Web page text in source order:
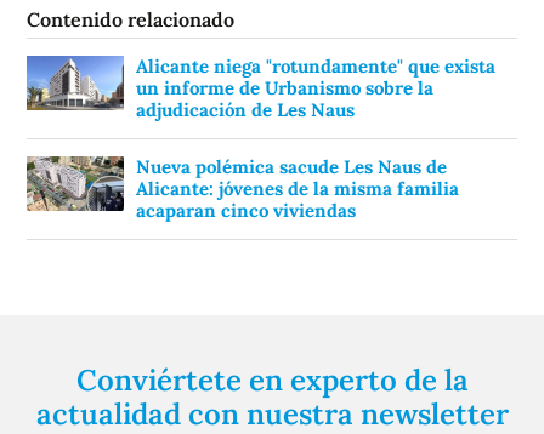
Contenido relacionado
Alicante niega "rotundamente" que exista
un informe de Urbanismo sobre la
adjudicación de Les Naus
Nueva polémica sacude Les Naus de
Alicante: jóvenes de la misma familia
acaparan cinco viviendas
Conviértete en experto de la
actualidad con nuestra newsletter